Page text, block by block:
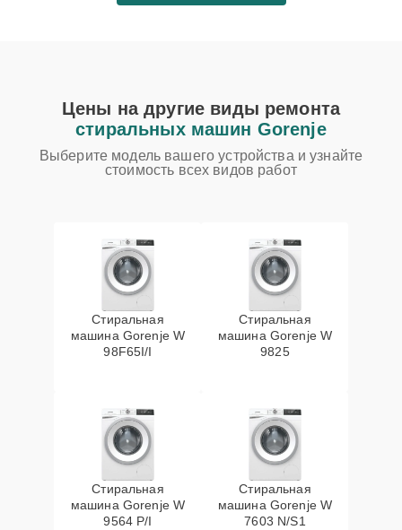
Цены на другие виды ремонта
стиральных машин Gorenje
Выберите модель вашего устройства и узнайте
стоимость всех видов работ
Стиральная
машина Gorenje W
98F65I/I
Стиральная
машина Gorenje W
9825
Стиральная
машина Gorenje W
9564 P/I
Стиральная
машина Gorenje W
7603 N/S1